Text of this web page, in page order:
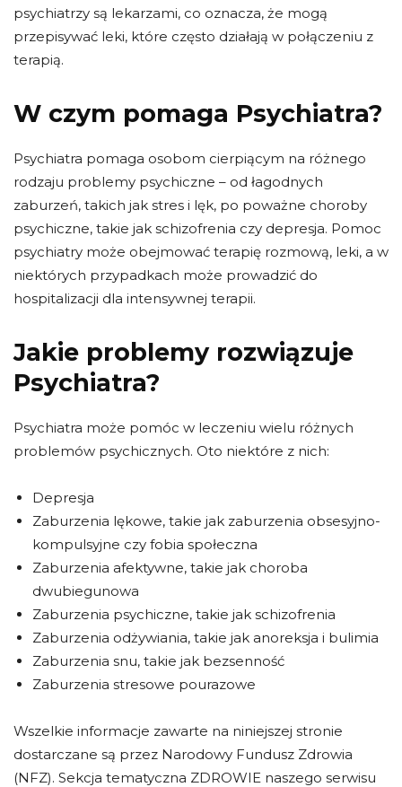
psychiatrzy są lekarzami, co oznacza, że ​​mogą
przepisywać leki, które często działają w połączeniu z
terapią.
W czym pomaga Psychiatra?
Psychiatra pomaga osobom cierpiącym na różnego
rodzaju problemy psychiczne – od łagodnych
zaburzeń, takich jak stres i lęk, po poważne choroby
psychiczne, takie jak schizofrenia czy depresja. Pomoc
psychiatry może obejmować terapię rozmową, leki, a w
niektórych przypadkach może prowadzić do
hospitalizacji dla intensywnej terapii.
Jakie problemy rozwiązuje
Psychiatra?
Psychiatra może pomóc w leczeniu wielu różnych
problemów psychicznych. Oto niektóre z nich:
Depresja
Zaburzenia lękowe, takie jak zaburzenia obsesyjno-
kompulsyjne czy fobia społeczna
Zaburzenia afektywne, takie jak choroba
dwubiegunowa
Zaburzenia psychiczne, takie jak schizofrenia
Zaburzenia odżywiania, takie jak anoreksja i bulimia
Zaburzenia snu, takie jak bezsenność
Zaburzenia stresowe pourazowe
Wszelkie informacje zawarte na niniejszej stronie
dostarczane są przez Narodowy Fundusz Zdrowia
(NFZ). Sekcja tematyczna ZDROWIE naszego serwisu